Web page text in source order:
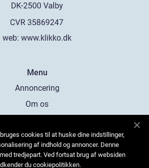
web: www.klikko.dk
Menu
Annoncering
Om os
Kontakt os
Sitemap
cookies til at huske dine indstillinger,
af indhold og annoncer. Denne
tredjepart. Ved fortsat brug af websiden
du cookiepolitikken.